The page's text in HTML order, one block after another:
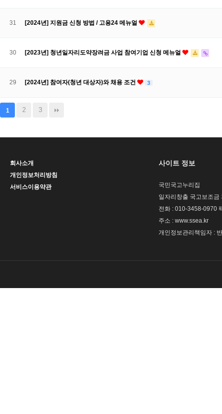
31 [2024년] 지원금 신청 방법 / 고용24 메뉴얼
30 [2023년] 청년일자리도약장려금 사업 참여기업 신청 메뉴얼
29 [2024년] 참여자(청년 대상자)와 채용 조건 3
1 2 3
회사소개
개인정보처리방침
서비스이용약관
사이트 정보
국민국고누리집
일자리창출 국고보조금
전화 : 010-3458-0970
주소 : www.ssea.kr
개인정보관리책임자 :